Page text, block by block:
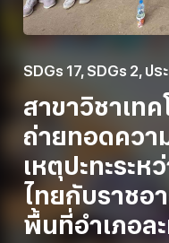
SDGs 17, SDGs 2, ปร
สาขาวิชาเท
ถ่ายทอดควา
เหตุปะทะระ
ไทยกับราชอ
พื้นที่อำเภอล